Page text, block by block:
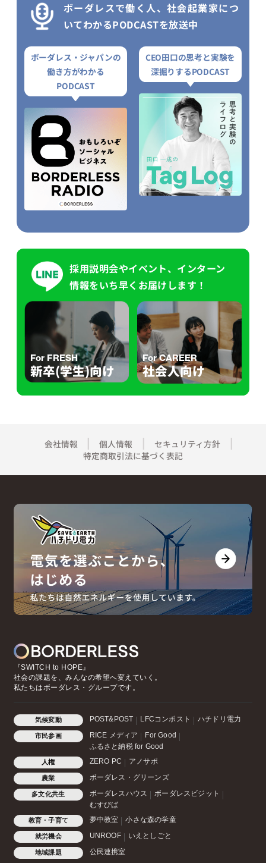
ボーダレスで働く人、社会起業家につ
いてわかるPODCASTを放送中
ボーダレス・ジャパンの
働き方がわかる
PODCAST
CEO田口の思考と実験を
深掘りするPODCAST
採用説明会やイベント、インターン
情報をいち早くお届けします！
For FRESH
新卒(学生)向け
For CAREER
社会人向け
会社情報 個人情報
セキュリティ方針
特定商取引法に基づく表記
『SWITCH to HOPE』
社会の課題を、みんなの希望へ変えていく。
私たちはボーダレス・グループです。
気候変動 POST&POST LFCコンポスト ハチドリ電力
市民参画 RICE メディア
For Good
ふるさと納税 for Good
人権 ZERO PC アノサポ
農業 ボーダレス・グリーンズ
多文化共生 ボーダレスハウス
ボーダレスビジット
むすびば
教育・子育て 夢中教室 小さな森の学童
就労機会 UNROOF いえとしごと
地域課題 公民連携室